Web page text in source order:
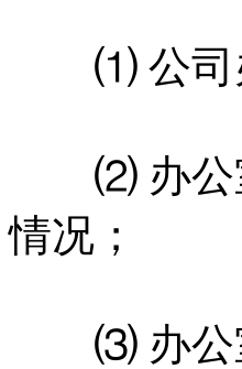
⑴ 公司办
⑵ 办公室
情况；
⑶ 办公室